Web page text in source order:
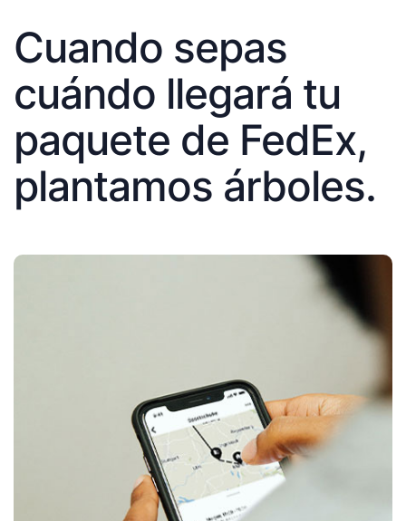
Cuando sepas
cuándo llegará tu
paquete de FedEx,
plantamos árboles.